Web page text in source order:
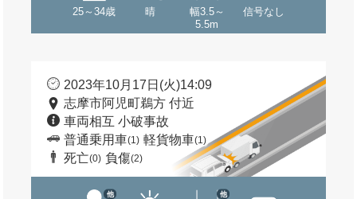
25～34歳 晴
幅3.5～
5.5m
信号なし
2023年10月17日(火)14:09
志摩市阿児町鵜方 付近
車両相互 小破事故
普通乗用車(1) 軽貨物車(1)
死亡(0) 負傷(2)
他 他